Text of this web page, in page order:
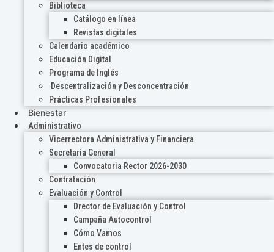
Biblioteca
Catálogo en línea
Revistas digitales
Calendario académico
Educación Digital
Programa de Inglés
Descentralización y Desconcentración
Prácticas Profesionales
Bienestar
Administrativo
Vicerrectora Administrativa y Financiera
Secretaría General
Convocatoria Rector 2026-2030
Contratación
Evaluación y Control
Drector de Evaluación y Control
Campaña Autocontrol
Cómo Vamos
Entes de control